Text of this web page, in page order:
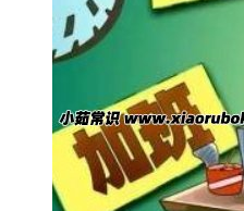
热咳患者也不宜服用陈皮，
因为自己体质燥热，内有郁
状，在这种情况下服用陈皮
候甚至会咳出血来。